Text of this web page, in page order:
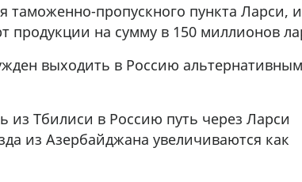
пропускного пункта Ларси,
продукции на сумму в 150 миллионов
выходить в Россию
из Тбилиси в Россию путь через Ларси
из Азербайджана увеличиваются как